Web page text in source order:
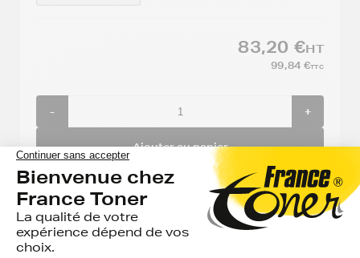
83,20 €HT
99,84 €TTC
- +
Ajouter au panier